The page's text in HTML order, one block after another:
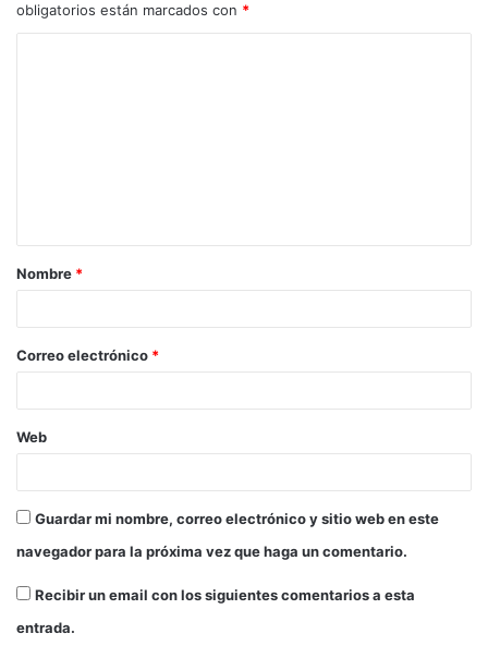
obligatorios están marcados con *
Nombre *
Correo electrónico *
Web
Guardar mi nombre, correo electrónico y sitio web en este
navegador para la próxima vez que haga un comentario.
Recibir un email con los siguientes comentarios a esta
entrada.